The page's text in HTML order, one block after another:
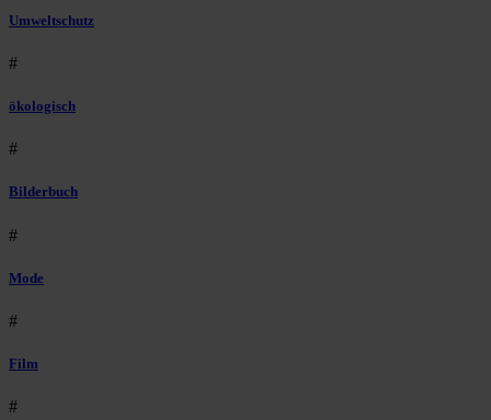
Umweltschutz
#
ökologisch
#
Bilderbuch
#
Mode
#
Film
#